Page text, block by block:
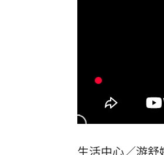
台灣彩券開獎直播
LIVE三立+24小時
三立iNEWS新聞台
生活中心／游舒